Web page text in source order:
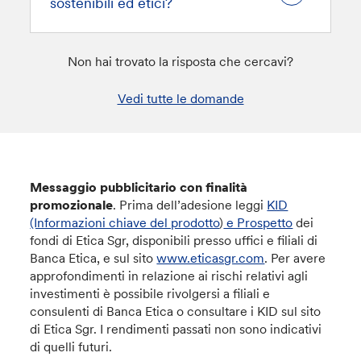
Non hai trovato la risposta che cercavi?
Vedi tutte le domande
Messaggio pubblicitario con finalità
promozionale. Prima dell’adesione leggi KID
(Informazioni chiave del prodotto) e Prospetto dei
fondi di Etica Sgr, disponibili presso uffici e filiali di
Banca Etica, e sul sitowww.eticasgr.com. Per avere
approfondimenti in relazione ai rischi relativi agli
investimenti è possibile rivolgersi a filiali e
consulenti di Banca Etica o consultare i KID sul sito
di Etica Sgr. I rendimenti passati non sono indicativi
di quelli futuri.